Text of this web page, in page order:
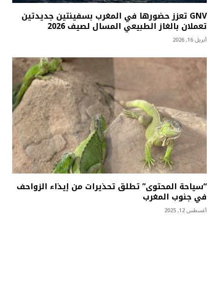
GNV تعزز حضورها في المغرب بسفينتين جديدتين
تعملان بالغاز الطبيعي المسال لصيف 2026
أبريل 16, 2026
“سياحة المحتوى” تطلق تحذيرات من إيذاء الزواحف
في جنوب المغرب
أغسطس 12, 2025